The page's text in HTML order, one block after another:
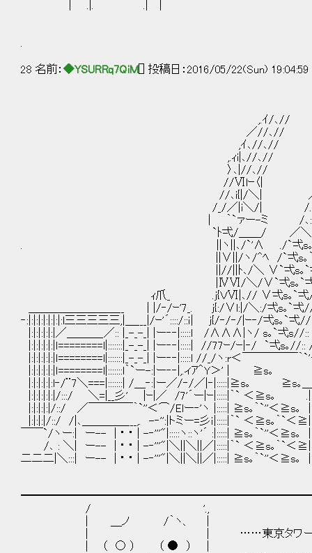
28 名前： ◆YSURRq7QiM [] 投稿日：2016/05/22(Sun) 19:04:59
,.ｲ/､//
／//､//
,ｲ､//､//
,.ｨi|､//､//
〉､|//､// ＿＿
//Ⅵlｰ〈| ／￣ ::/::::::::
//､i{|/＼| ／￣ /
/_/／|i＼/| /.::: ::: /
| ｀`ァー-ミ /､::: /
`ﾄ弌/＿＿/ ／＼＼ /::::::::/＼
. ||ヽ||､/`'∧ ./`弌s｡`弌/:::::::/＼/
||∨||/ヽ/^ﾍ /`弌s｡｀弌/:: : /＼/ﾆ
||//||ﾄ､/＼ ∨`弌s｡`弌/:::::/＼/
|ⅣⅥ/＼/∨`弌s｡`弌/:::::/＼/ﾆﾆ
ｨ爪_ .j{ＶⅥ|､// ∨弌s｡`弌//:: /＼/ﾆﾆ/
＿＿＿＿＿＿＿＿__ | |/‐/ｰ'7_. j{:/∨l:|/＼:/弌s｡
‐:|:|:|:|:|:|:|:l三三三三三,|＿___|/ｰ'´::::/::ｉ| j{/‐/‐/|ｰ‐/
|:|:|:|:|:|／＿＿＿_／:: |_-_-_| |ー‐‐|:::::l /∧∧∧|ヽ/
|:|:|:|:|:|ｌ========l|:::::::|_-_-_| |ー‐‐|:::::| //77ｰ/ｰ
|:|:|:|:|:|ｌ========l|:::::::|_-_-_| |ー‐‐|:::::l //_/ヽ:r＜￣￣￣￣￣
|:|:|:|:|:|ｌ========l|:::::::l｀`ー-:|ー‐‐|,.ィｱ＾Y＞' |
|:|:|:|:|:l‐/¨7＼===|:::::::| /＿‐:|ー／/‐/／|‐|:::::|≧s｡ ≧s
|:|:|:|:|:|/:::/ ＼=|__彡' |ｰ|／ /7'´ー|ｰ|:::::|｀` ＜≧s｡ .|
|:|:|:|:|/::/ ／￣￣￣￣｀`''＜⌒/Elー‐'ヽ |:::::| ≧s｡｀`''
|:|:|:|/::/ /|､＿＿＿＿___,. -‐'':|トミー=彡ｉ|:::::|｀` ＜
￣￣`/ヽー:| ー-- | ･ ･ | -‐'''"|:::::ヽ::ヽ'´ :|:::::| ≧s｡
/､ : ＼| ー-- | ･ ･ | -‐'''"|＼||＼||／|:::::|｀` ＜≧s｡｀
二二二|＼:::| ー-- | ･ ･ | -‐'''"|＼||＼||／|:::::| ≧s｡｀
/ '.,
| ＿ノ /｀ヽ、 |
| | ……東京タワー
| （ ○ ） （ ● ） |